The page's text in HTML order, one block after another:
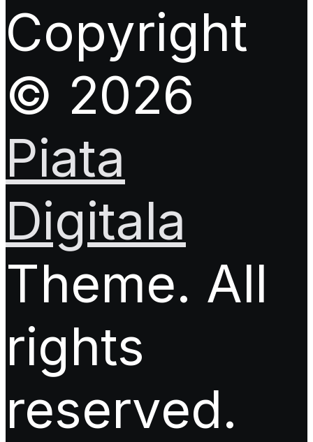
Copyright
© 2026
Piata
Digitala
Theme. All
rights
reserved.